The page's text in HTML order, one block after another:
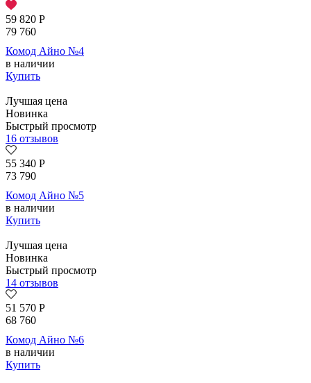
59 820 Р
79 760
Комод Айно №4
в наличии
Купить
Лучшая цена
Новинка
Быстрый просмотр
16 отзывов
55 340 Р
73 790
Комод Айно №5
в наличии
Купить
Лучшая цена
Новинка
Быстрый просмотр
14 отзывов
51 570 Р
68 760
Комод Айно №6
в наличии
Купить